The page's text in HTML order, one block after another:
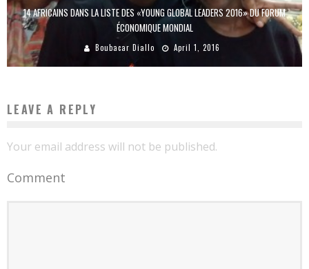
14 AFRICAINS DANS LA LISTE DES «YOUNG GLOBAL LEADERS 2016» DU FORUM
ÉCONOMIQUE MONDIAL
Boubacar Diallo April 1, 2016
LEAVE A REPLY
Your email address will not be published.
Comment